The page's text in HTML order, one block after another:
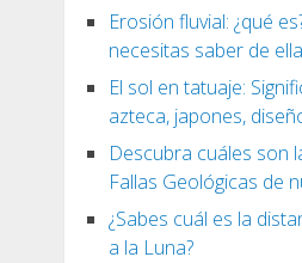
Erosión fluvial: ¿qué
necesitas saber de ella
El sol en tatuaje:
azteca, japones,
Descubra cuáles son
Fallas Geológicas de
¿Sabes cuál es la
a la Luna?